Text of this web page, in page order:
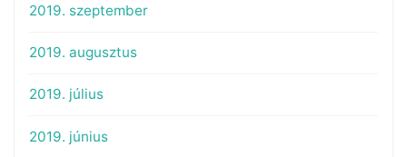
2019. szeptember
2019. augusztus
2019. július
2019. június